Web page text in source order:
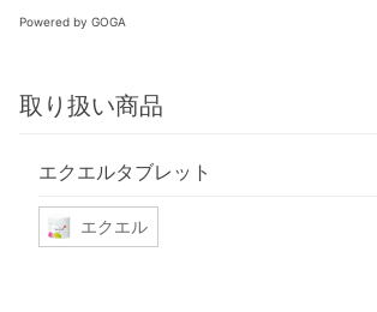
Powered by GOGA
取り扱い商品
エクエルタブレット
エクエル